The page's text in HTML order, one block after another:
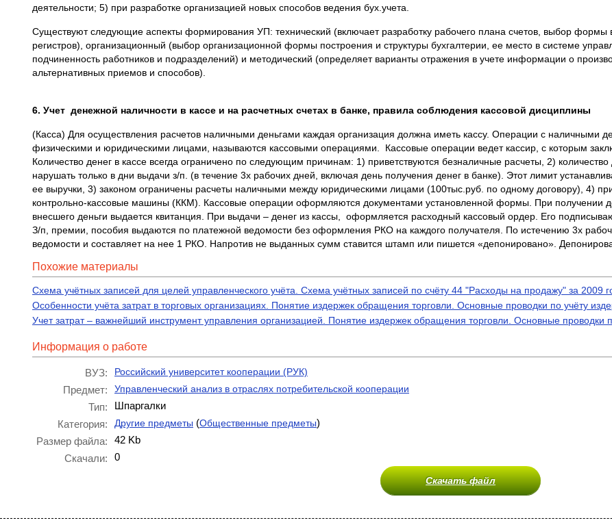
деятельности; 5) при разработке организацией новых способов ведения бух.учета.
Существуют следующие аспекты формирования УП: технический (включает разработку рабочего плана счетов, выбор
регистров), организационный (выбор организационной формы построения и структуры бухгалтерии, ее место в системе
подчиненность работников и подразделений) и методический (определяет варианты отражения в учете информации о
альтернативных приемов и способов).
6. Учет денежной наличности в кассе и на расчетных счетах в банке, правила соблюдения кассовой дисциплины
(Касса) Для осуществления расчетов наличными деньгами каждая организация должна иметь кассу. Операции с наличными
физическими и юридическими лицами, называются кассовыми операциями. Кассовые операции ведет кассир, с которым
Количество денег в кассе всегда ограничено по следующим причинам: 1) приветствуются безналичные расчеты, 2)
нарушать только в дни выдачи з/п. (в течение 3х рабочих дней, включая день получения денег в банке). Этот лимит
ее выручки, 3) законом ограничены расчеты наличными между юридическими лицами (100тыс.руб. по одному договору), 4)
контрольно-кассовые машины (ККМ). Кассовые операции оформляются документами установленной формы. При получении
внесшего деньги выдается квитанция. При выдачи – денег из кассы, оформляется расходный кассовый ордер. Его
З/п, премии, пособия выдаются по платежной ведомости без оформления РКО на каждого получателя. По истечению 3х
ведомости и составляет на нее 1 РКО. Напротив не выданных сумм ставится штамп или пишется «депонировано».
Похожие материалы
Схема учётных записей для целей управленческого учёта. Схема учётных записей по счёту 44 "Расходы на продажу" за 2009
Особенности учёта затрат в торговых организациях. Понятие издержек обращения торговли. Основные проводки по учёту
Учет затрат – важнейший инструмент управления организацией. Понятие издержек обращения торговли. Основные проводки
Информация о работе
ВУЗ: Российский университет кооперации (РУК)
Предмет: Управленческий анализ в отраслях потребительской кооперации
Тип:
Шпаргалки
Категория:
Другие предметы (Общественные предметы)
Размер файла:
42 Kb
Скачали:
0
Скачать файл